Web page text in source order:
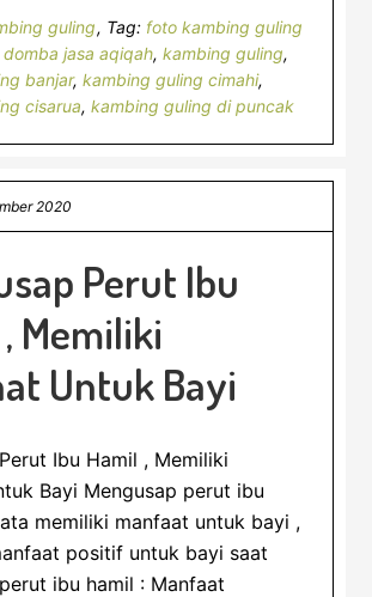
guling Tag: foto kambing guling
jasa aqiqah,kambing guling,
banjar,kambing guling cimahi,
cisarua,kambing guling di puncak
2020
Perut Ibu
Memiliki
Untuk Bayi
Ibu Hamil , Memiliki
Bayi Mengusap perut ibu
memiliki manfaat untuk bayi ,
positif untuk bayi saat
ibu hamil : Manfaat